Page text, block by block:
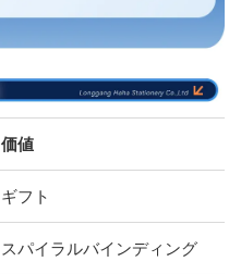
価値
ギフト
スパイラルバインディング